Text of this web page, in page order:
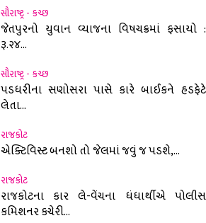
સૌરાષ્ટ્ર - કચ્છ
જેતપુરનો યુવાન વ્યાજના વિષચક્રમાં ફસાયો :
રૂ.૨૪...
સૌરાષ્ટ્ર - કચ્છ
પડધરીના સણોસરા પાસે કારે બાઈકને હડફેટે
લેતા...
રાજકોટ
એક્ટિવિસ્ટ બનશો તો જેલમાં જવું જ પડશે,...
રાજકોટ
રાજકોટના કાર લે-વેંચના ધંધાર્થીએ પોલીસ
કમિશનર કચેરી...